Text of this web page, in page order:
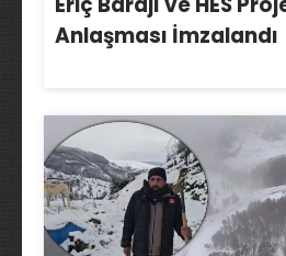
Anlaşması İmzalandı